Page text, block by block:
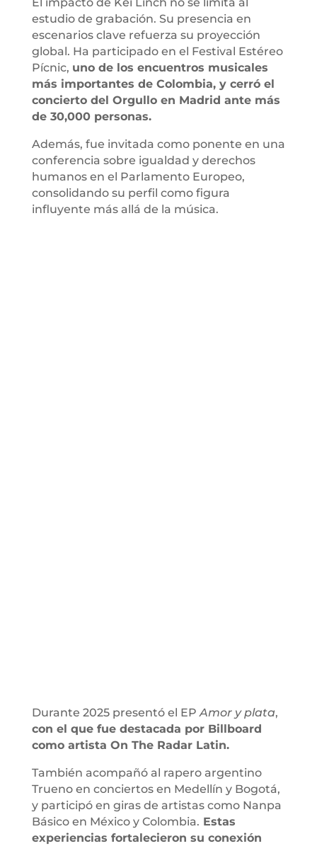
estudio de grabación. Su presencia en
escenarios clave refuerza su proyección
global. Ha participado en el Festival Estéreo
Pícnic, uno de los encuentros musicales
más importantes de Colombia, y cerró el
concierto del Orgullo en Madrid ante más
de 30,000 personas.
Además, fue invitada como ponente en una
conferencia sobre igualdad y derechos
humanos en el Parlamento Europeo,
consolidando su perfil como figura
influyente más allá de la música.
Durante 2025 presentó el EP Amor y plata,
con el que fue destacada por Billboard
como artista On The Radar Latin.
También acompañó al rapero argentino
Trueno en conciertos en Medellín y Bogotá,
y participó en giras de artistas como Nanpa
Básico en México y Colombia. Estas
experiencias fortalecieron su conexión